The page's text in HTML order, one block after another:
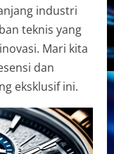
industri
teknis yang
Mari kita
dan
eksklusif ini.